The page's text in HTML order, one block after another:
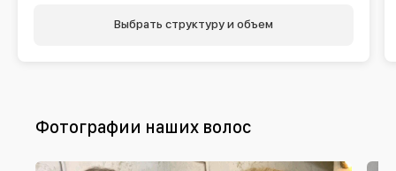
Выбрать структуру и объем
Фотографии наших волос